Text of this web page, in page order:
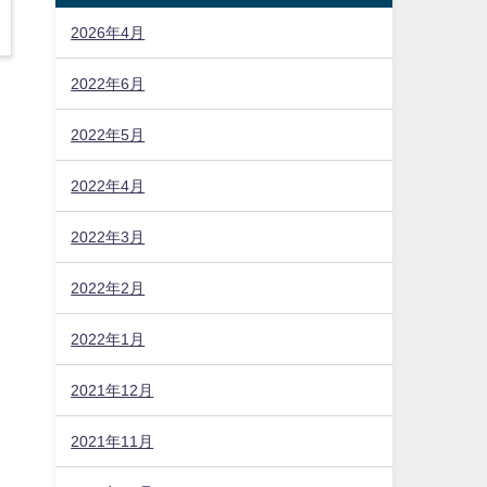
2026年4月
2022年6月
2022年5月
2022年4月
2022年3月
2022年2月
2022年1月
2021年12月
2021年11月